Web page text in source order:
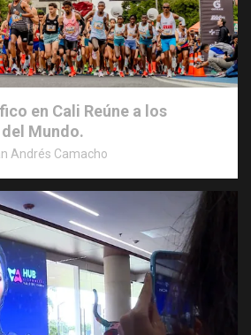
en Cali Reúne a los
Mundo.
Andrés Camacho